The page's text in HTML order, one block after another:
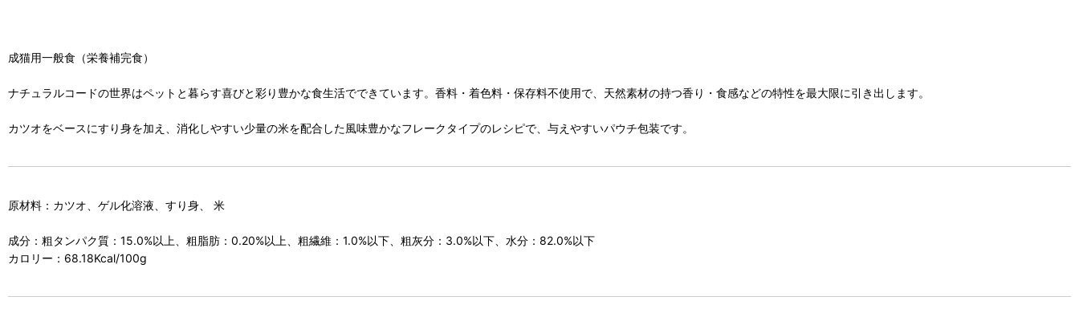
成猫用一般食（栄養補完食）
ナチュラルコードの世界はペットと暮らす喜びと彩り豊かな食生活でできています。香料・着色料・保存料不使用で、天然素材の持つ香り・食感などの特性を最大限に引き出します。
カツオをベースにすり身を加え、消化しやすい少量の米を配合した風味豊かなフレークタイプのレシピで、与えやすいパウチ包装です。
原材料：カツオ、ゲル化溶液、すり身、 米
成分：粗タンパク質：15.0%以上、粗脂肪：0.20%以上、粗繊維：1.0%以下、粗灰分：3.0%以下、水分：82.0%以下
カロリー：68.18Kcal/100g